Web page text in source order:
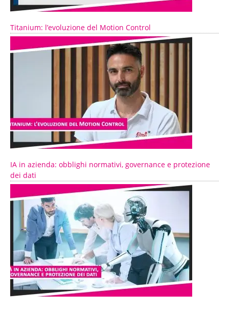
Titanium: l’evoluzione del Motion Control
IA in azienda: obblighi normativi, governance e protezione
dei dati